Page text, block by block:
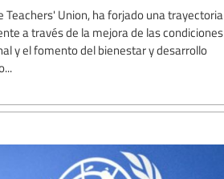
Union, ha forjado una trayectoria
a través de la mejora de las condiciones
y el fomento del bienestar y desarrollo